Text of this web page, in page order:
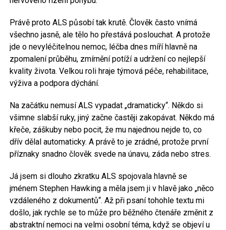
Právě proto ALS působí tak krutě. Člověk často vnímá
všechno jasně, ale tělo ho přestává poslouchat. A protože
jde o nevyléčitelnou nemoc, léčba dnes míří hlavně na
zpomalení průběhu, zmírnění potíží a udržení co nejlepší
kvality života. Velkou roli hraje týmová péče, rehabilitace,
výživa a podpora dýchání.
Na začátku nemusí ALS vypadat „dramaticky“. Někdo si
všimne slabší ruky, jiný začne častěji zakopávat. Někdo má
křeče, záškuby nebo pocit, že mu najednou nejde to, co
dřív dělal automaticky. A právě to je zrádné, protože první
příznaky snadno člověk svede na únavu, záda nebo stres.
Já jsem si dlouho zkratku ALS spojovala hlavně se
jménem Stephen Hawking a měla jsem ji v hlavě jako „něco
vzdáleného z dokumentů“. Až při psaní tohohle textu mi
došlo, jak rychle se to může pro běžného čtenáře změnit z
abstraktní nemoci na velmi osobní téma, když se objeví u